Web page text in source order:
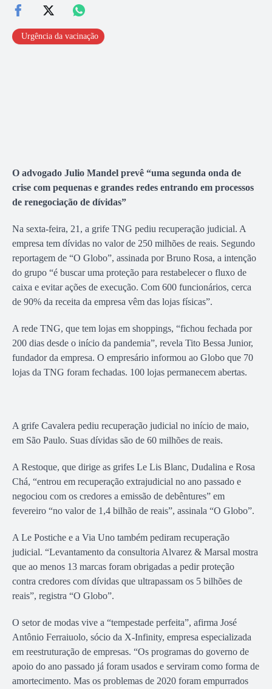
Urgência da vacinação
O advogado Julio Mandel prevê “uma segunda onda de
crise com pequenas e grandes redes entrando em processos
de renegociação de dívidas”
Na sexta-feira, 21, a grife TNG pediu recuperação judicial. A
empresa tem dívidas no valor de 250 milhões de reais. Segundo
reportagem de “O Globo”, assinada por Bruno Rosa, a intenção
do grupo “é buscar uma proteção para restabelecer o fluxo de
caixa e evitar ações de execução. Com 600 funcionários, cerca
de 90% da receita da empresa vêm das lojas físicas”.
A rede TNG, que tem lojas em shoppings, “fichou fechada por
200 dias desde o início da pandemia”, revela Tito Bessa Junior,
fundador da empresa. O empresário informou ao Globo que 70
lojas da TNG foram fechadas. 100 lojas permanecem abertas.
A grife Cavalera pediu recuperação judicial no início de maio,
em São Paulo. Suas dívidas são de 60 milhões de reais.
A Restoque, que dirige as grifes Le Lis Blanc, Dudalina e Rosa
Chá, “entrou em recuperação extrajudicial no ano passado e
negociou com os credores a emissão de debêntures” em
fevereiro “no valor de 1,4 bilhão de reais”, assinala “O Globo”.
A Le Postiche e a Via Uno também pediram recuperação
judicial. “Levantamento da consultoria Alvarez & Marsal mostra
que ao menos 13 marcas foram obrigadas a pedir proteção
contra credores com dívidas que ultrapassam os 5 bilhões de
reais”, registra “O Globo”.
O setor de modas vive a “tempestade perfeita”, afirma José
Antônio Ferraiuolo, sócio da X-Infinity, empresa especializada
em reestruturação de empresas. “Os programas do governo de
apoio do ano passado já foram usados e serviram como forma de
amortecimento. Mas os problemas de 2020 foram empurrados